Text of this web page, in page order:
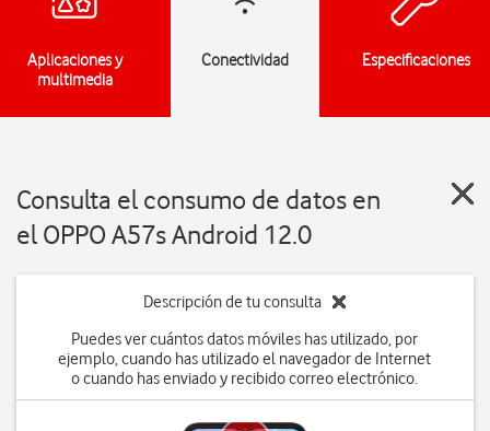
Aplicaciones y
multimedia
Conectividad Especificaciones
Consulta el consumo de datos en
el OPPO A57s Android 12.0
Descripción de tu consulta
Puedes ver cuántos datos móviles has utilizado, por
ejemplo, cuando has utilizado el navegador de Internet
o cuando has enviado y recibido correo electrónico.